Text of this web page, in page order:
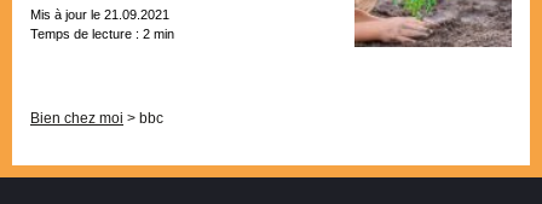
Mis à jour le 21.09.2021
Temps de lecture : 2 min
Bien chez moi > bbc